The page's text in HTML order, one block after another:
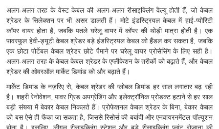
अलग-अलग तरह के वेस्ट केबल की अलग-अलग रीसाइक्लिंग वैल्यू होती हैं, जो केबल
श्रेडर के सिलेक्शन पर भी असर डालती हैं। मोटे इंडस्ट्रियल केबल में हाई-प्योरिटी
कॉपर वायर होता है, जबकि पतले घरेलू वायर में कॉपर की थोड़ी मात्रा होती है। एक
पावरफुल हेवी-ड्यूटी केबल श्रेडर बड़े इंडस्ट्रियल केबल को हैंडल कर सकता है, जबकि
एक छोटा पोर्टेबल केबल श्रेडर छोटे पैमाने पर घरेलू वायर प्रोसेसिंग के लिए सही है।
अलग-अलग तरह के केबल केबल श्रेडर के एप्लीकेशन के तरीकों को बढ़ाते हैं, और केबल
श्रेडर की ओवरऑल मार्केट डिमांड को और बढ़ाते हैं।
मार्केट डिमांड के नज़रिए से, केबल श्रेडर की ग्लोबल डिमांड हर साल लगातार बढ़ रही
है। शहरी रेनोवेशन, पावर ग्रिड अपग्रेडिंग और इलेक्ट्रॉनिक प्रोडक्ट हटाने से हर साल
बड़ी संख्या में बेकार केबल निकलते हैं। प्रोफेशनल केबल श्रेडर के बिना, बेकार केबल
को बस ऐसे ही फेंका जा सकता है, जिससे रिसोर्स की बर्बादी और एनवायरनमेंटल पॉल्यूशन
होता है। इसलिए, लीगल रीसाइक्लिंग स्टेशन और बड़े रीसाइक्लिंग प्लांट रोज़ाना की